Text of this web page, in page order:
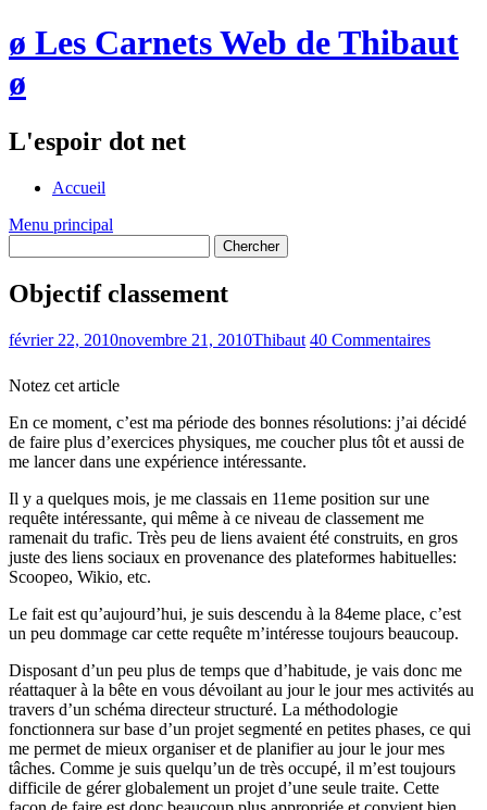
ø Les Carnets Web de Thibaut
ø
L'espoir dot net
Accueil
Menu principal
Objectif classement
février 22, 2010novembre 21, 2010Thibaut 40 Commentaires
Notez cet article
En ce moment, c’est ma période des bonnes résolutions: j’ai décidé
de faire plus d’exercices physiques, me coucher plus tôt et aussi de
me lancer dans une expérience intéressante.
Il y a quelques mois, je me classais en 11eme position sur une
requête intéressante, qui même à ce niveau de classement me
ramenait du trafic. Très peu de liens avaient été construits, en gros
juste des liens sociaux en provenance des plateformes habituelles:
Scoopeo, Wikio, etc.
Le fait est qu’aujourd’hui, je suis descendu à la 84eme place, c’est
un peu dommage car cette requête m’intéresse toujours beaucoup.
Disposant d’un peu plus de temps que d’habitude, je vais donc me
réattaquer à la bête en vous dévoilant au jour le jour mes activités au
travers d’un schéma directeur structuré. La méthodologie
fonctionnera sur base d’un projet segmenté en petites phases, ce qui
me permet de mieux organiser et de planifier au jour le jour mes
tâches. Comme je suis quelqu’un de très occupé, il m’est toujours
difficile de gérer globalement un projet d’une seule traite. Cette